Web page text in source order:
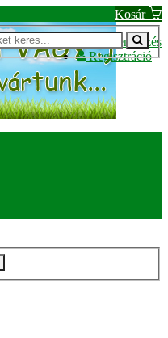
Kosár
Bejelentkezés
Regisztráció